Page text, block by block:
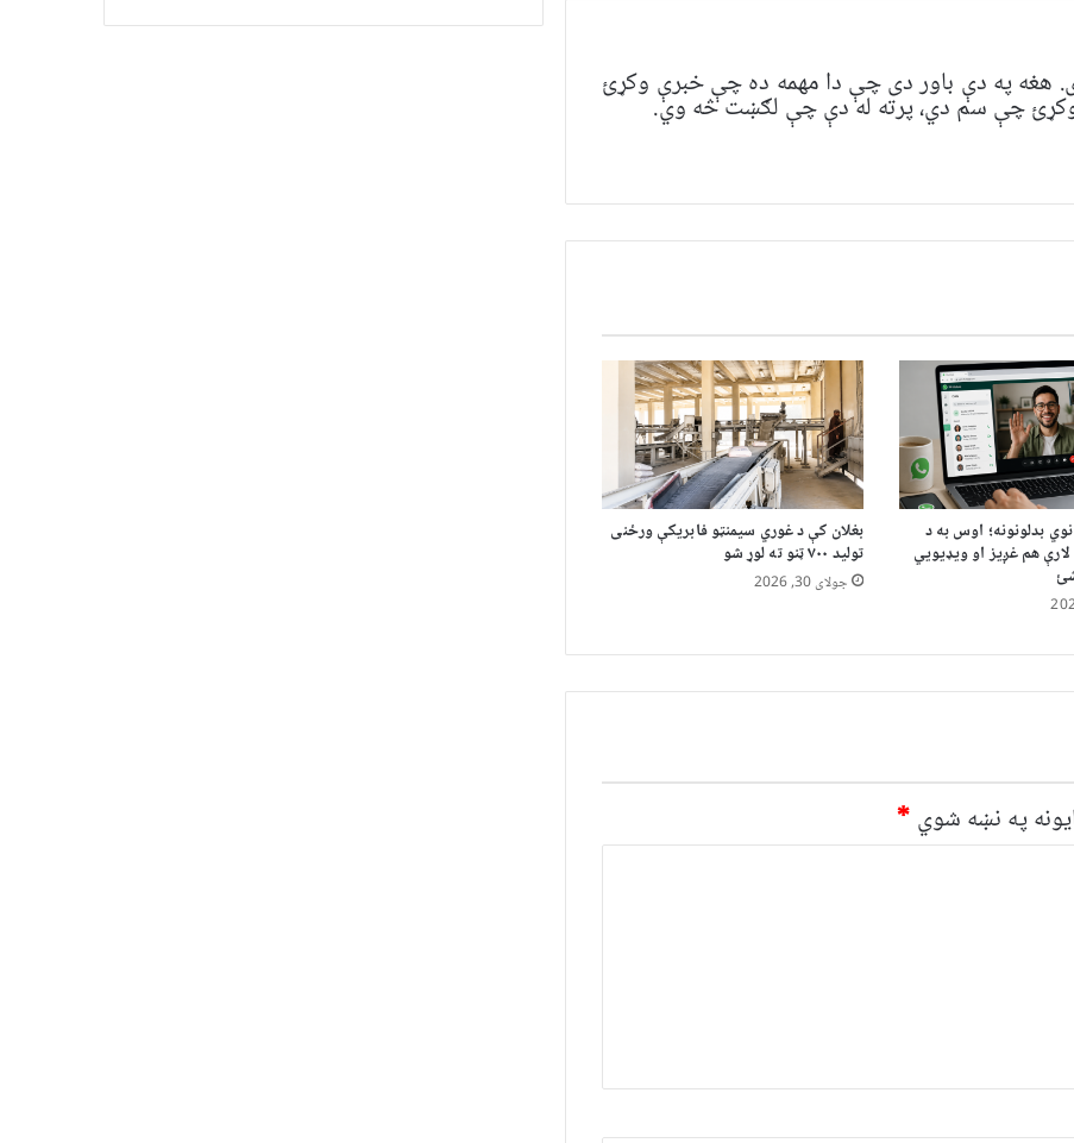
هغه په ​​​​دې باور دی چې دا مهمه ده چې خبرې وکړئ
وکړئ چې سم دي، پرته له دې چې لګښت څه وي.
بدلونونه؛ اوس به د
هم غږیز او ویډیويي
بغلان کې د غوري سیمنټو فابریکې ورځنی
تولید ۷۰۰ ټنو ته لوړ شو
جولای 30, 2026
په نښه شوي *